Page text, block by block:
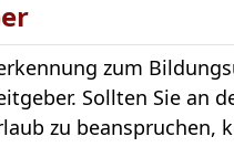
zum
Sollten Sie an
zu beanspruchen,